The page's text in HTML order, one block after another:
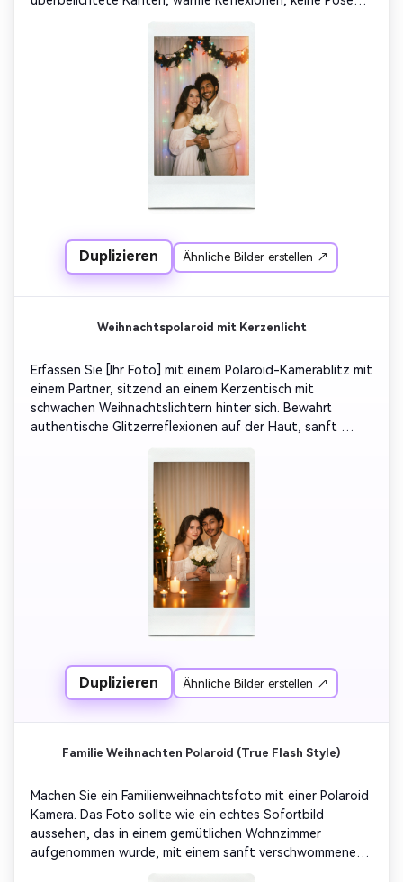
Vorhängen, die mit bunten Weihnachtsspiegeln funkeln.
Bewahren Sie die Authentizität der Gesichter; Nicht
stilisieren. Die Ausgabe muss einem echten Polaroid-
Druck ähneln – matte Oberfläche, komplett weiße
Ränder, warme Instant-Filmpalette.
Duplizieren Ähnliche Bilder erstellen ↗
Weihnachtspolaroid mit Kerzenlicht
Erfassen Sie [Ihr Foto] mit einem Polaroid-Kamerablitz mit
einem Partner, sitzend an einem Kerzentisch mit
schwachen Weihnachtslichtern hinter sich. Bewahrt
authentische Glitzerreflexionen auf der Haut, sanft
den Hintergrund durch einen hellen, cremefarbenen
gefärbt ist, und lassen Sie das Gesicht unverändert. Das
Endergebnis soll wie ein echter Instant-Fotodruck
aussehen, mit weißen Polaroid-Rändern, matter
Oberfläche und subtilem Lichtleck.
Duplizieren Ähnliche Bilder erstellen ↗
Familie Weihnachten Polaroid (True Flash Style)
Machen Sie ein Familienweihnachtsfoto mit einer Polaroid
Kamera. Das Foto sollte wie ein echtes Sofortbild
aussehen, das in einem gemütlichen Wohnzimmer
aufgenommen wurde, mit einem sanft verschwommenen